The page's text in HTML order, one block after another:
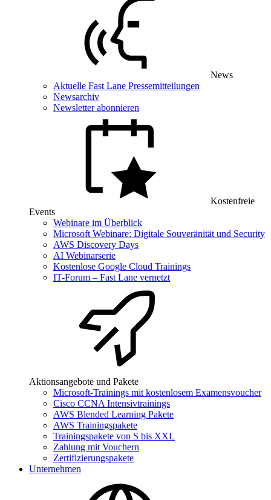
News
Aktuelle Fast Lane Pressemitteilungen
Newsarchiv
Newsletter abonnieren
Kostenfreie
Events
Webinare im Überblick
Microsoft Webinare: Digitale Souveränität und Security
AWS Discovery Days
AI Webinarserie
Kostenlose Google Cloud Trainings
IT-Forum – Fast Lane vernetzt
Aktionsangebote und Pakete
Microsoft-Trainings mit kostenlosem Examensvoucher
Cisco CCNA Intensivtrainings
AWS Blended Learning Pakete
AWS Trainingspakete
Trainingspakete von S bis XXL
Zahlung mit Vouchern
Zertifizierungspakete
Unternehmen